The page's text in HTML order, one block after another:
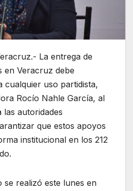
La entrega de
en Veracruz debe
cualquier uso partidista,
Rocío Nahle García, al
las autoridades
que estos apoyos
institucional en los 212
se realizó este lunes en